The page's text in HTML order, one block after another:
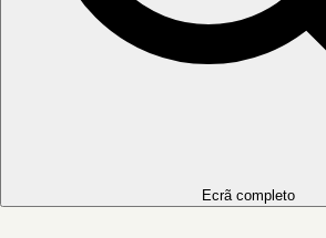
Ecrã completo